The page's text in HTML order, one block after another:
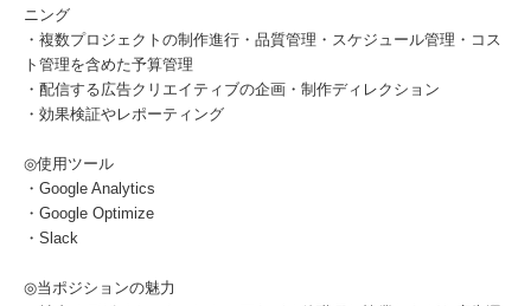
ニング
・複数プロジェクトの制作進行・品質管理・スケジュール管理・コス
ト管理を含めた予算管理
・配信する広告クリエイティブの企画・制作ディレクション
・効果検証やレポーティング
◎使用ツール
・Google Analytics
・Google Optimize
・Slack
◎当ポジションの魅力